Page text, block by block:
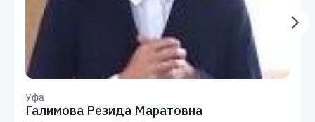
Уфа
Галимова Резида Маратовна